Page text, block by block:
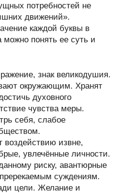
потребностей не
движений».
каждой буквы в
понять ее суть и
знак великодушия.
окружающим. Хранят
духовного
чувства меры.
себя, слабое
воздействию извне,
увлечённые личности.
риску, авантюрные
суждениям.
цели. Желание и